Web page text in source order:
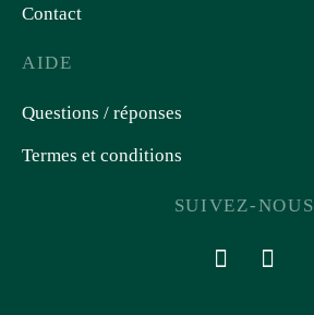
Contact
AIDE
Questions / réponses
Termes et conditions
SUIVEZ-NOUS